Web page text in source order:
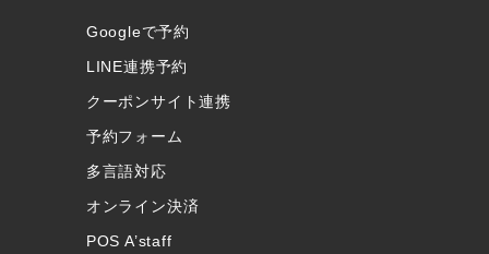
Googleで予約
LINE連携予約
クーポンサイト連携
予約フォーム
多言語対応
オンライン決済
POS A’staff